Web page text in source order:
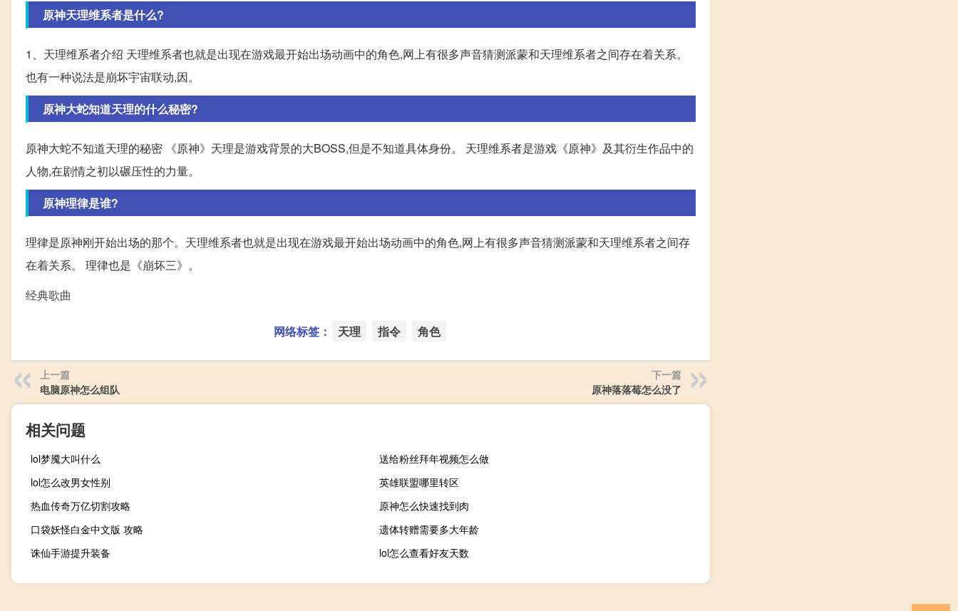
原神天理维系者是什么?
1、天理维系者介绍 天理维系者也就是出现在游戏最开始出场动画中的角色,网上有很多声音猜测派蒙和天理维系者之间存在着关系。
也有一种说法是崩坏宇宙联动,因。
原神大蛇知道天理的什么秘密?
原神大蛇不知道天理的秘密 《原神》天理是游戏背景的大BOSS,但是不知道具体身份。 天理维系者是游戏《原神》及其衍生作品中的
人物,在剧情之初以碾压性的力量。
原神理律是谁?
理律是原神刚开始出场的那个。天理维系者也就是出现在游戏最开始出场动画中的角色,网上有很多声音猜测派蒙和天理维系者之间存
在着关系。 理律也是《崩坏三》。
经典歌曲
网络标签： 天理 指令 角色
上一篇
电脑原神怎么组队
下一篇
原神落落莓怎么没了
相关问题
lol梦魇大叫什么
送给粉丝拜年视频怎么做
lol怎么改男女性别
英雄联盟哪里转区
热血传奇万亿切割攻略
原神怎么快速找到肉
口袋妖怪白金中文版 攻略
遗体转赠需要多大年龄
诛仙手游提升装备
lol怎么查看好友天数